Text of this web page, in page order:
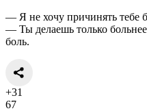
— Я не хочу причинять тебе
— Ты делаешь только
боль.
+31
67